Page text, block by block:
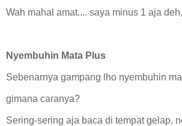
Wah mahal amat.... saya minus 1 aja
Nyembuhin Mata Plus
Sebenarnya gampang lho nyembuhin
gimana caranya?
Sering-sering aja baca di tempat gelap,